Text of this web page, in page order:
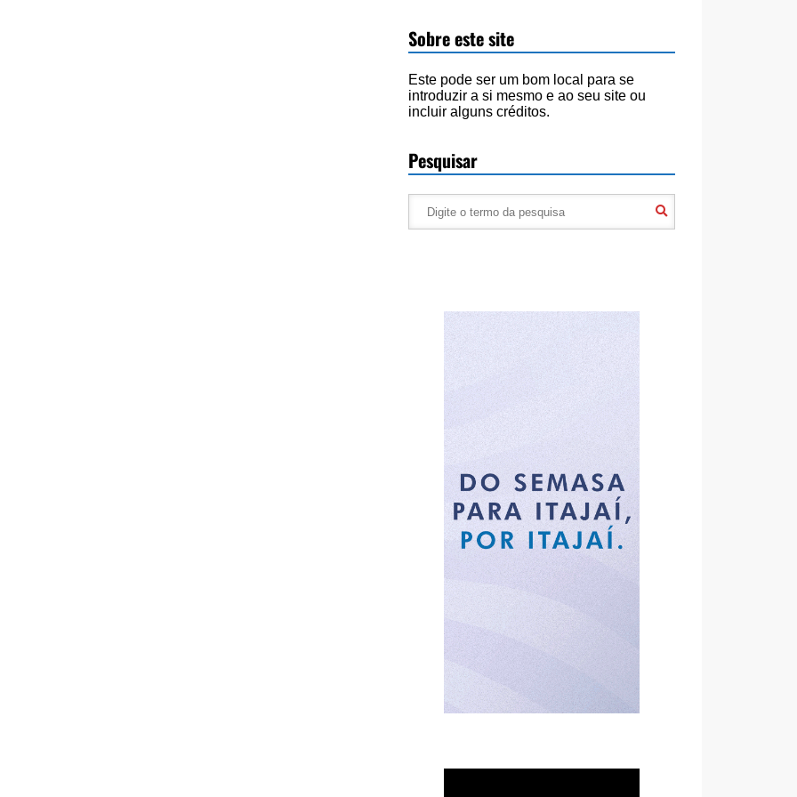
Sobre este site
Este pode ser um bom local para se
introduzir a si mesmo e ao seu site ou
incluir alguns créditos.
Pesquisar